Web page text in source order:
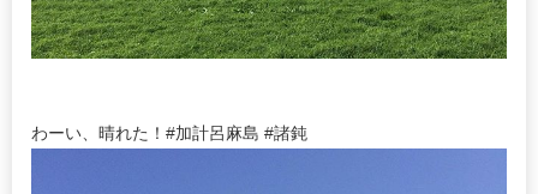
わーい、晴れた！#加計呂麻島 #諸鈍